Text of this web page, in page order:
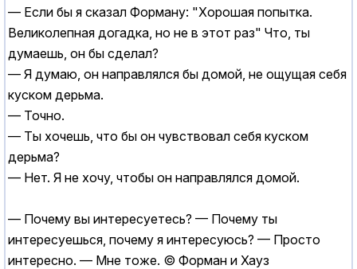
— Если бы я сказал Форману: "Хорошая попытка.
Великолепная догадка, но не в этот раз" Что, ты
думаешь, он бы сделал?
— Я думаю, он направлялся бы домой, не ощущая себя
куском дерьма.
— Точно.
— Ты хочешь, что бы он чувствовал себя куском
дерьма?
— Нет. Я не хочу, чтобы он направлялся домой.
— Почему вы интересуетесь? — Почему ты
интересуешься, почему я интересуюсь? — Просто
интересно. — Мне тоже. © Форман и Хауз